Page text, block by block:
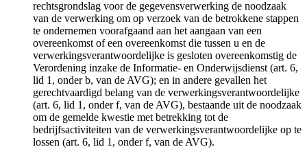
rechtsgrondslag voor de gegevensverwerking de noodzaak
van de verwerking om op verzoek van de betrokkene stappen
te ondernemen voorafgaand aan het aangaan van een
overeenkomst of een overeenkomst die tussen u en de
verwerkingsverantwoordelijke is gesloten overeenkomstig de
Verordening inzake de Informatie- en Onderwijsdienst (art. 6,
lid 1, onder b, van de AVG); en in andere gevallen het
gerechtvaardigd belang van de verwerkingsverantwoordelijke
(art. 6, lid 1, onder f, van de AVG), bestaande uit de noodzaak
om de gemelde kwestie met betrekking tot de
bedrijfsactiviteiten van de verwerkingsverantwoordelijke op te
lossen (art. 6, lid 1, onder f, van de AVG).